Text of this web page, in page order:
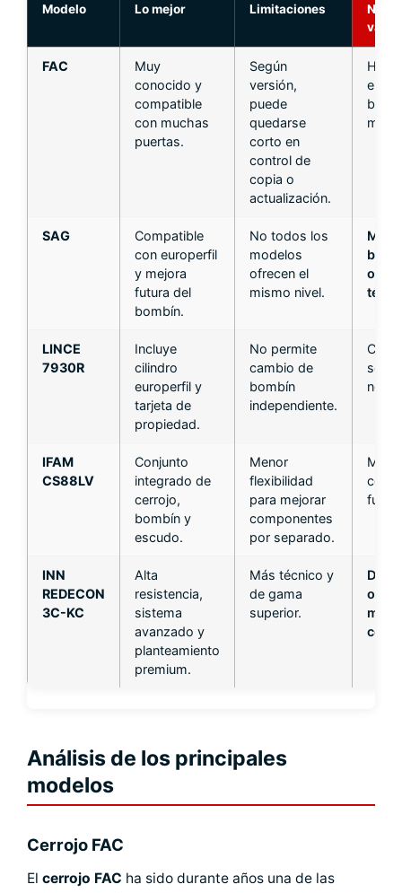
Modelo Lo mejor Limitaciones
FAC
Muy
conocido y
compatible
con muchas
puertas.
Según
versión,
puede
quedarse
corto en
control de
copia o
actualización.
Hay
bien
SAG
Compatible
con europerfil
y mejora
futura del
bombín.
No todos los
modelos
ofrecen el
mismo nivel.
Muy
LINCE
7930R
Incluye
cilindro
europerfil y
tarjeta de
propiedad.
No permite
cambio de
bombín
independiente.
IFAM
CS88LV
Conjunto
integrado de
cerrojo,
bombín y
escudo.
Menor
flexibilidad
para mejorar
componentes
por separado.
Más
INN
REDECON
3C-KC
Alta
resistencia,
sistema
avanzado y
planteamiento
premium.
Más técnico y
de gama
superior.
De
más
Análisis de los principales
modelos
Cerrojo FAC
El cerrojo FAC ha sido durante años una de las